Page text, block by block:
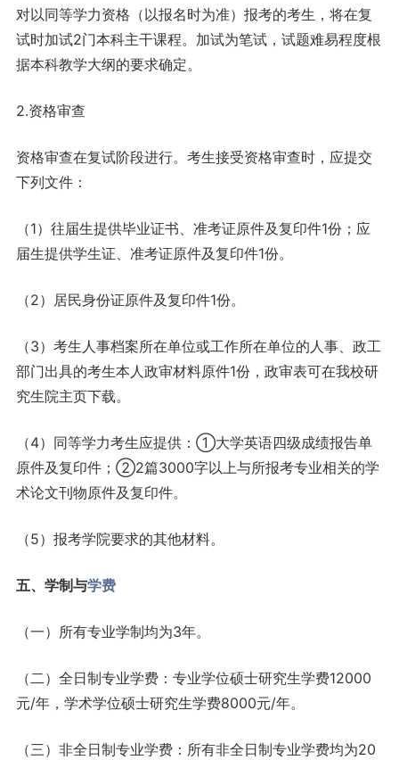
对以同等学力资格（以报名时为准）报考的考生，将在复
试时加试2门本科主干课程。加试为笔试，试题难易程度根
据本科教学大纲的要求确定。
2.资格审查
资格审查在复试阶段进行。考生接受资格审查时，应提交
下列文件：
（1）往届生提供毕业证书、准考证原件及复印件1份；应
届生提供学生证、准考证原件及复印件1份。
（2）居民身份证原件及复印件1份。
（3）考生人事档案所在单位或工作所在单位的人事、政工
部门出具的考生本人政审材料原件1份，政审表可在我校研
究生院主页下载。
（4）同等学力考生应提供：①大学英语四级成绩报告单
原件及复印件；②2篇3000字以上与所报考专业相关的学
术论文刊物原件及复印件。
（5）报考学院要求的其他材料。
五、学制与学费
（一）所有专业学制均为3年。
（二）全日制专业学费：专业学位硕士研究生学费12000
元/年，学术学位硕士研究生学费8000元/年。
（三）非全日制专业学费：所有非全日制专业学费均为20